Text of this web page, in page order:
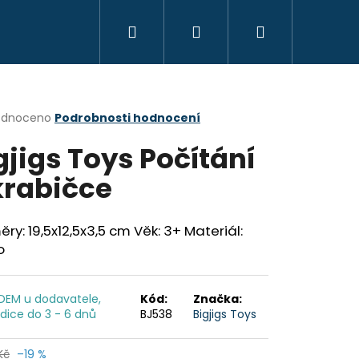
MONTESSORIPřihlášení
Podrobnosti hodnocení
Toys Počítání
19,5x12,5x3,5 cm Věk: 3+ Materiál:
u dodavatele,
do 3 - 6 dnů
Kód:
BJ538
Značka:
Bigjigs Toys
–19 %
MONTESSORI